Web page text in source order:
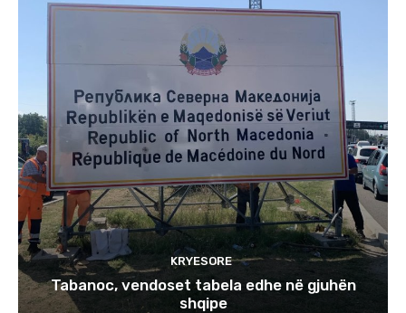
KRYESORE
Tabanoc, vendoset tabela edhe në gjuhën
shqipe